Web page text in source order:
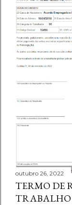
outubro 26, 2022
TERMO DE
TRABALHO